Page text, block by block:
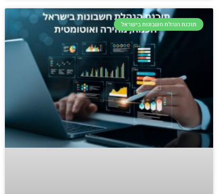
תוכנת הנהלת חשבונות בישראל